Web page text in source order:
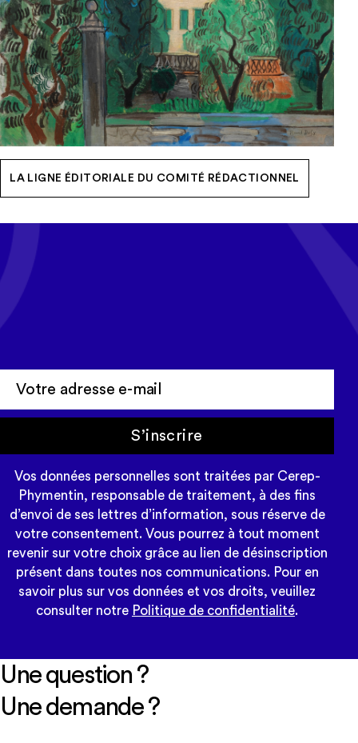
LA LIGNE ÉDITORIALE DU COMITÉ RÉDACTIONNEL
Tous les mois, recevez l'actualité
S’inscrire
Vos données personnelles sont traitées par Cerep-
Phymentin, responsable de traitement, à des fins
d’envoi de ses lettres d’information, sous réserve de
votre consentement. Vous pourrez à tout moment
revenir sur votre choix grâce au lien de désinscription
présent dans toutes nos communications. Pour en
savoir plus sur vos données et vos droits, veuillez
consulter notre Politique de confidentialité.
Une question ?
Une demande ?